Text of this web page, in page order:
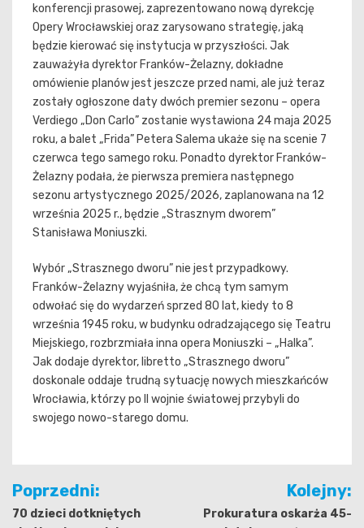
konferencji prasowej, zaprezentowano nową dyrekcję
Opery Wrocławskiej oraz zarysowano strategię, jaką
będzie kierować się instytucja w przyszłości. Jak
zauważyła dyrektor Franków-Żelazny, dokładne
omówienie planów jest jeszcze przed nami, ale już teraz
zostały ogłoszone daty dwóch premier sezonu – opera
Verdiego „Don Carlo” zostanie wystawiona 24 maja 2025
roku, a balet „Frida” Petera Salema ukaże się na scenie 7
czerwca tego samego roku. Ponadto dyrektor Franków-
Żelazny podała, że pierwsza premiera następnego
sezonu artystycznego 2025/2026, zaplanowana na 12
września 2025 r., będzie „Strasznym dworem”
Stanisława Moniuszki.
Wybór „Strasznego dworu” nie jest przypadkowy.
Franków-Żelazny wyjaśniła, że chcą tym samym
odwołać się do wydarzeń sprzed 80 lat, kiedy to 8
września 1945 roku, w budynku odradzającego się Teatru
Miejskiego, rozbrzmiała inna opera Moniuszki – „Halka”.
Jak dodaje dyrektor, libretto „Strasznego dworu”
doskonale oddaje trudną sytuację nowych mieszkańców
Wrocławia, którzy po II wojnie światowej przybyli do
swojego nowo-starego domu.
Nawigacja
wpisu
Poprzedni:
70 dzieci dotkniętych
Kolejny:
Prokuratura oskarża 45-